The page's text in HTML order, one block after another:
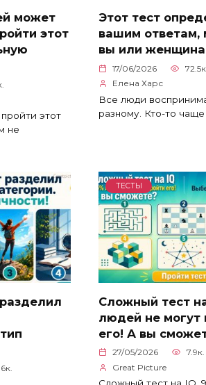
может
этот
этот
не
Этот тест
вашим ответам,
вы или женщина
17/06/2026
72.5к.
Елена Харс
Все люди
разному. Кто-то
ТЕСТЫ
Сложный тест
людей не могут
его! А вы
27/05/2026
7.9к.
Great Picture